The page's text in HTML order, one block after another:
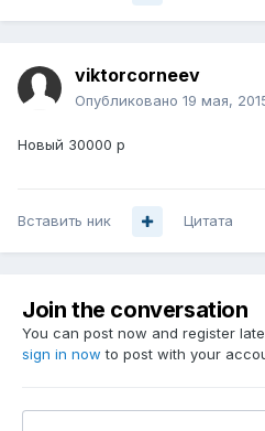
viktorcorneev
Опубликовано 19 мая,
Новый 30000 р
Вставить ник Цитата
Join the conversation
You can post now and register
sign in now to post with your